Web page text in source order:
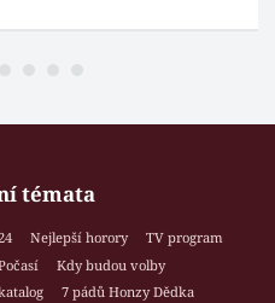
témata
Nejlepší horory
TV program
Kdy budou volby
7 pádů Honzy Dědka